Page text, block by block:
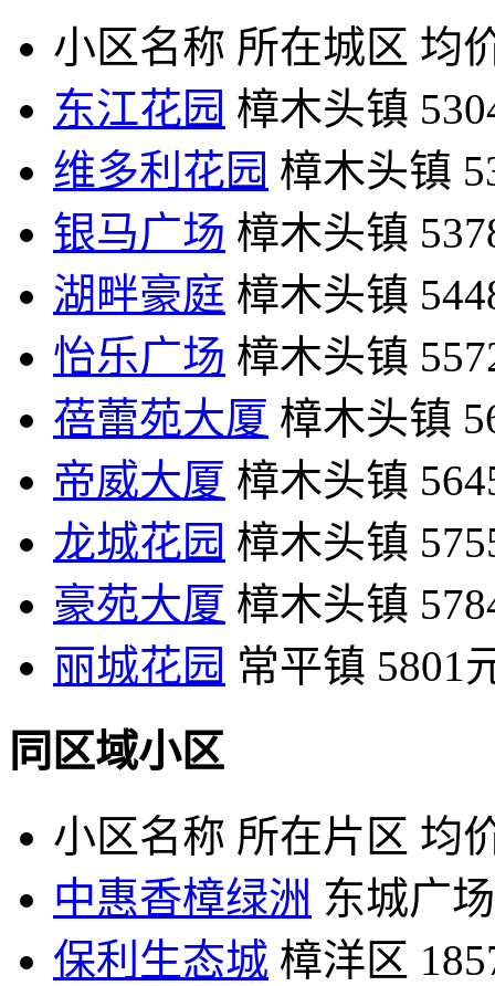
小区名称 所在城区 均
东江花园 樟木头镇
维多利花园 樟木头镇
银马广场 樟木头镇
湖畔豪庭 樟木头镇
怡乐广场 樟木头镇
蓓蕾苑大厦 樟木头镇
帝威大厦 樟木头镇
龙城花园 樟木头镇
豪苑大厦 樟木头镇
丽城花园 常平镇 5801
同区域小区
小区名称 所在片区 均
中惠香樟绿洲 东城广场
保利生态城 樟洋区